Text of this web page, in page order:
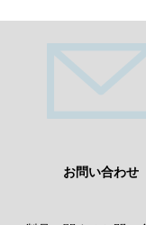
お問い合わせ